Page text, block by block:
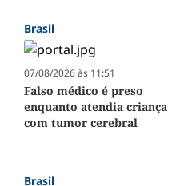
Brasil
07/08/2026 às 11:51
Falso médico é preso
enquanto atendia criança
com tumor cerebral
Brasil